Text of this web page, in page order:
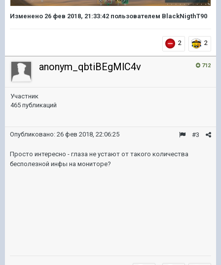
Изменено 26 фев 2018, 21:33:42 пользователем BlackNigthT90
2 2
712
anonym_qbtiBEgMlC4v
Участник
465 публикаций
#3
Опубликовано: 26 фев 2018, 22:06:25
Просто интересно - глаза не устают от такого количества
бесполезной инфы на мониторе?